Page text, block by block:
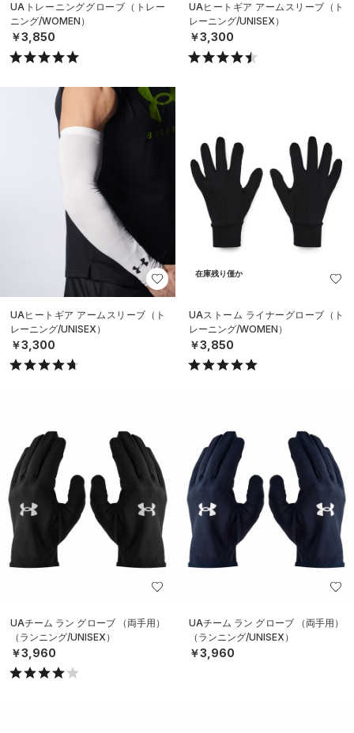
UAトレーニンググローブ（トレー
ニング/WOMEN）
￥3,850
UAヒートギア アームスリーブ（ト
レーニング/UNISEX）
￥3,300
UAヒートギア アームスリーブ（ト
レーニング/UNISEX）
￥3,300
在庫残り僅か
UAストーム ライナーグローブ（ト
レーニング/WOMEN）
￥3,850
UAチーム ラン グローブ （両手用）
（ランニング/UNISEX）
￥3,960
UAチーム ラン グローブ （両手用）
（ランニング/UNISEX）
￥3,960